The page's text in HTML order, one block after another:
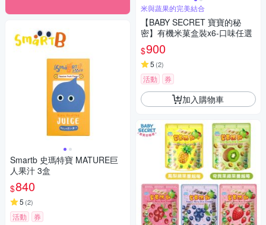
Smartb 史瑪特寶 MATURE巨
人果汁 3盒
$840
5 (2)
活動 券
米與蔬果的完美結合
【BABY SECRET 寶寶的秘
密】有機米菓盒裝x6-口味任選
$900
5 (2)
活動 券
加入購物車